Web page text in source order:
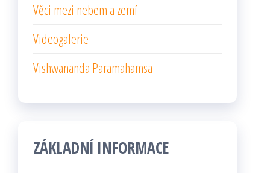
Věci mezi nebem a zemí
Videogalerie
Vishwananda Paramahamsa
ZÁKLADNÍ INFORMACE